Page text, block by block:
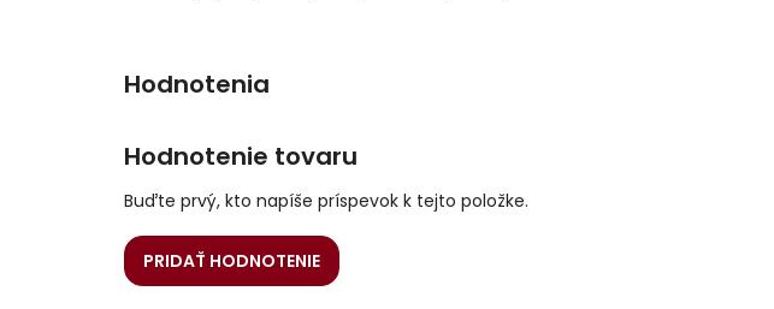
Hodnotenie tovaru
Buďte prvý, kto napíše príspevok k tejto položke.
PRIDAŤ HODNOTENIE